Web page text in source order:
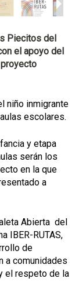
Piecitos del
el apoyo del
niño inmigrante
escolares.
y etapa
serán los
en la que
a
Abierta del
IBER-RUTAS,
de
a comunidades
el respeto de la